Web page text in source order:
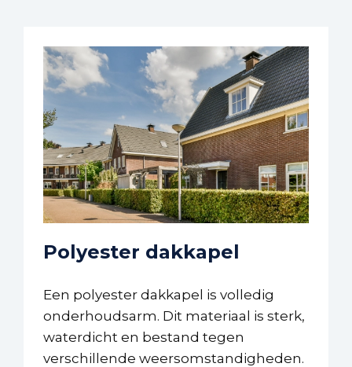
Polyester dakkapel
Een polyester dakkapel is volledig
onderhoudsarm. Dit materiaal is sterk,
waterdicht en bestand tegen
verschillende weersomstandigheden.